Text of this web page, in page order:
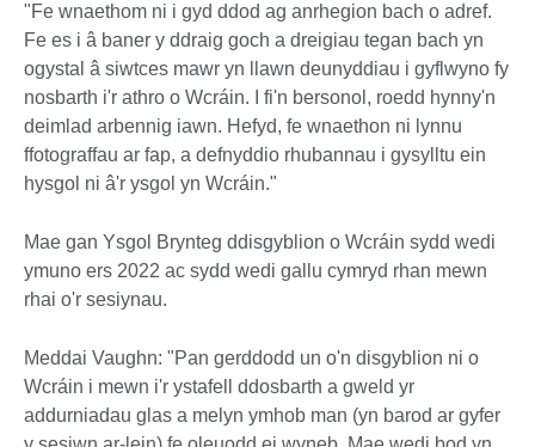
"Fe wnaethom ni i gyd ddod ag anrhegion bach o adref.
Fe es i â baner y ddraig goch a dreigiau tegan bach yn
ogystal â siwtces mawr yn llawn deunyddiau i gyflwyno fy
nosbarth i'r athro o Wcráin. I fi'n bersonol, roedd hynny'n
deimlad arbennig iawn. Hefyd, fe wnaethon ni lynnu
ffotograffau ar fap, a defnyddio rhubannau i gysylltu ein
hysgol ni â'r ysgol yn Wcráin."
Mae gan Ysgol Brynteg ddisgyblion o Wcráin sydd wedi
ymuno ers 2022 ac sydd wedi gallu cymryd rhan mewn
rhai o'r sesiynau.
Meddai Vaughn: "Pan gerddodd un o'n disgyblion ni o
Wcráin i mewn i'r ystafell ddosbarth a gweld yr
addurniadau glas a melyn ymhob man (yn barod ar gyfer